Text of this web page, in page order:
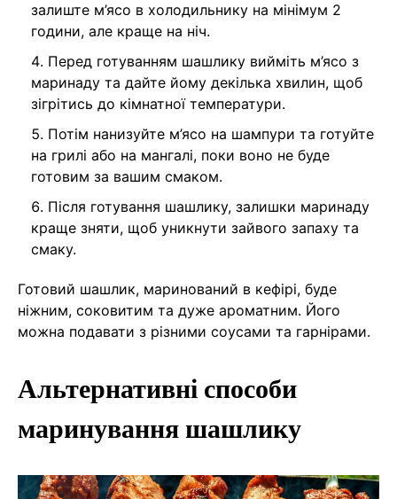
залиште м’ясо в холодильнику на мінімум 2
години, але краще на ніч.
Перед готуванням шашлику вийміть м’ясо з
маринаду та дайте йому декілька хвилин, щоб
зігрітись до кімнатної температури.
Потім нанизуйте м’ясо на шампури та готуйте
на грилі або на мангалі, поки воно не буде
готовим за вашим смаком.
Після готування шашлику, залишки маринаду
краще зняти, щоб уникнути зайвого запаху та
смаку.
Готовий шашлик, маринований в кефірі, буде
ніжним, соковитим та дуже ароматним. Його
можна подавати з різними соусами та гарнірами.
Альтернативні способи
маринування шашлику